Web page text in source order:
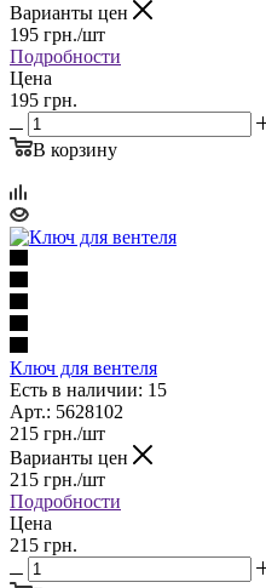
Варианты цен
195 грн./шт
Подробности
Цена
195 грн.
В корзину
Ключ для вентеля
Есть в наличии: 15
Арт.: 5628102
215 грн./шт
Варианты цен
215 грн./шт
Подробности
Цена
215 грн.